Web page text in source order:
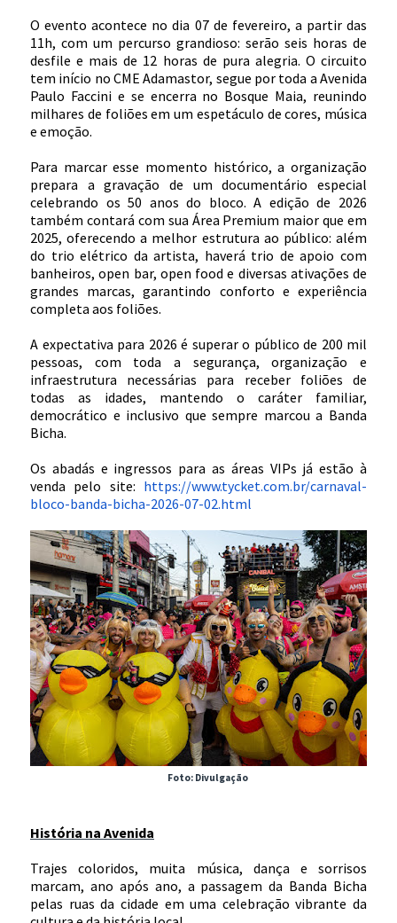
O evento acontece no dia 07 de fevereiro, a partir das
11h, com um percurso grandioso: serão seis horas de
desfile e mais de 12 horas de pura alegria. O circuito
tem início no CME Adamastor, segue por toda a Avenida
Paulo Faccini e se encerra no Bosque Maia, reunindo
milhares de foliões em um espetáculo de cores, música
e emoção.
Para marcar esse momento histórico, a organização
prepara a gravação de um documentário especial
celebrando os 50 anos do bloco. A edição de 2026
também contará com sua Área Premium maior que em
2025, oferecendo a melhor estrutura ao público: além
do trio elétrico da artista, haverá trio de apoio com
banheiros, open bar, open food e diversas ativações de
grandes marcas, garantindo conforto e experiência
completa aos foliões.
A expectativa para 2026 é superar o público de 200 mil
pessoas, com toda a segurança, organização e
infraestrutura necessárias para receber foliões de
todas as idades, mantendo o caráter familiar,
democrático e inclusivo que sempre marcou a Banda
Bicha.
Os abadás e ingressos para as áreas VIPs já estão à
venda pelo site: https://www.tycket.com.br/carnaval-
bloco-banda-bicha-2026-07-02.html
Foto: Divulgação
História na Avenida
Trajes coloridos, muita música, dança e sorrisos
marcam, ano após ano, a passagem da Banda Bicha
pelas ruas da cidade em uma celebração vibrante da